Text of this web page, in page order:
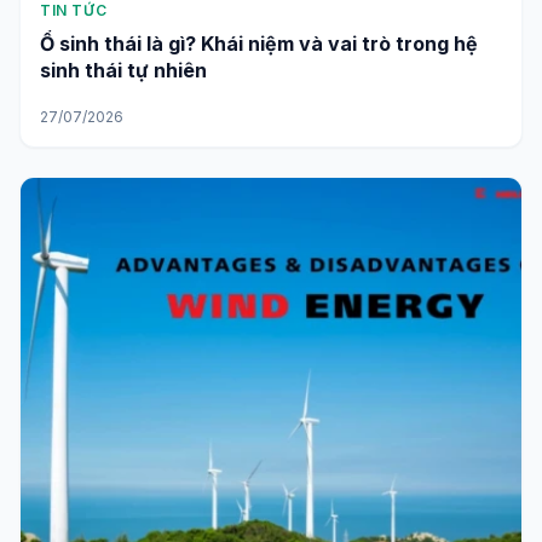
TIN TỨC
Ổ sinh thái là gì? Khái niệm và vai trò trong hệ
sinh thái tự nhiên
27/07/2026